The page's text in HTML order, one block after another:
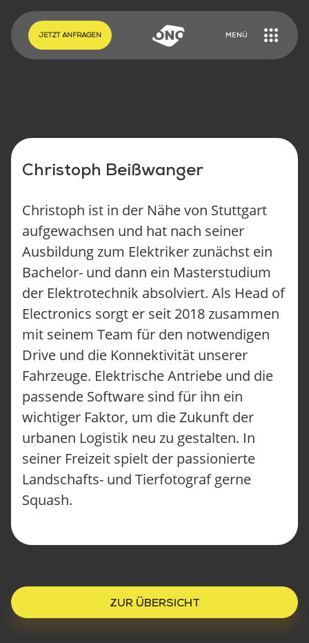
DE
ONO CARGOBIKES
TUTORIALS
FAQ
UNSERE LÖSUNGEN
HANDWERK
FACILITY MANAGEMENT
TECHNISCHER SERVICE
SERVICE-ANLIEGEN
UNFALL MELDEN
STANDORTE
ÜBER ONOMOTION
NEWS & EVENTS
UNSERE KUND:INNEN
KONTAKT
JOBS
JETZT ANFRAGEN MENÜ
Christoph Beißwanger
Christoph ist in der Nähe von Stuttgart
aufgewachsen und hat nach seiner
Ausbildung zum Elektriker zunächst ein
Bachelor- und dann ein Masterstudium
der Elektrotechnik absolviert. Als Head of
Electronics sorgt er seit 2018 zusammen
mit seinem Team für den notwendigen
Drive und die Konnektivität unserer
Fahrzeuge. Elektrische Antriebe und die
passende Software sind für ihn ein
wichtiger Faktor, um die Zukunft der
urbanen Logistik neu zu gestalten. In
seiner Freizeit spielt der passionierte
Landschafts- und Tierfotograf gerne
Squash.
ZUR ÜBERSICHT